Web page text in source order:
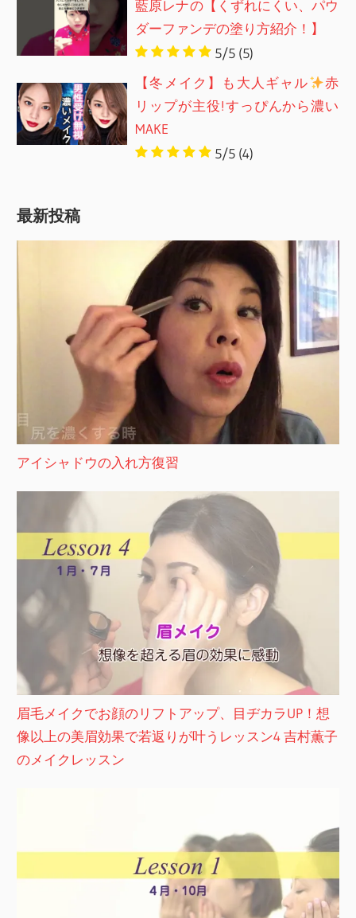
藍原レナの【くずれにくい、パウ
ダーファンデの塗り方紹介！】
5/5 (5)
【冬メイク】も大人ギャル
赤
リップが主役!すっぴんから濃い
MAKE
5/5 (4)
最新投稿
アイシャドウの入れ方復習
眉毛メイクでお顔のリフトアップ、目ヂカラUP！想
像以上の美眉効果で若返りが叶うレッスン4 吉村薫子
のメイクレッスン